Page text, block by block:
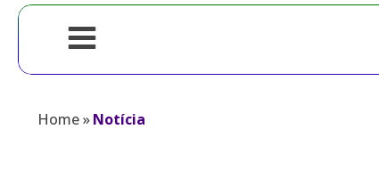
Home»Notícia